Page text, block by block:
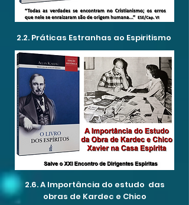
2.2. Práticas Estranhas ao Espiritismo
2.6. A Importância do estudo das
obras de Kardec e Chico